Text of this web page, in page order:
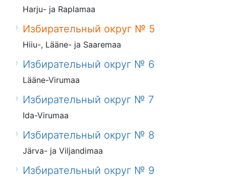
Harju- ja Raplamaa
Избирательный округ № 5
Hiiu-, Lääne- ja Saaremaa
Избирательный округ № 6
Lääne-Virumaa
Избирательный округ № 7
Ida-Virumaa
Избирательный округ № 8
Järva- ja Viljandimaa
Избирательный округ № 9